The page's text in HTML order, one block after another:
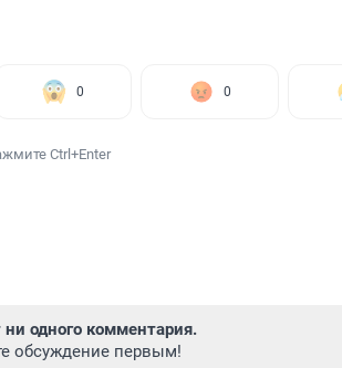
0 0
Ctrl+Enter
ни одного комментария.
обсуждение первым!